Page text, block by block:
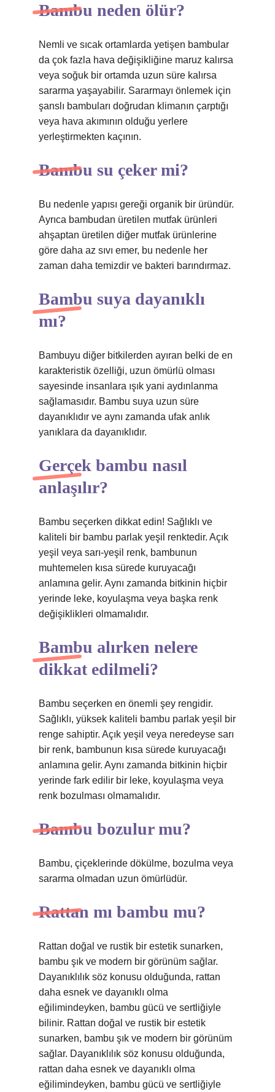
Bambu neden ölür?
Nemli ve sıcak ortamlarda yetişen bambular
da çok fazla hava değişikliğine maruz kalırsa
veya soğuk bir ortamda uzun süre kalırsa
sararma yaşayabilir. Sararmayı önlemek için
şanslı bambuları doğrudan klimanın çarptığı
veya hava akımının olduğu yerlere
yerleştirmekten kaçının.
Bambu su çeker mi?
Bu nedenle yapısı gereği organik bir üründür.
Ayrıca bambudan üretilen mutfak ürünleri
ahşaptan üretilen diğer mutfak ürünlerine
göre daha az sıvı emer, bu nedenle her
zaman daha temizdir ve bakteri barındırmaz.
Bambu suya dayanıklı
mı?
Bambuyu diğer bitkilerden ayıran belki de en
karakteristik özelliği, uzun ömürlü olması
sayesinde insanlara ışık yani aydınlanma
sağlamasıdır. Bambu suya uzun süre
dayanıklıdır ve aynı zamanda ufak anlık
yanıklara da dayanıklıdır.
Gerçek bambu nasıl
anlaşılır?
Bambu seçerken dikkat edin! Sağlıklı ve
kaliteli bir bambu parlak yeşil renktedir. Açık
yeşil veya sarı-yeşil renk, bambunun
muhtemelen kısa sürede kuruyacağı
anlamına gelir. Aynı zamanda bitkinin hiçbir
yerinde leke, koyulaşma veya başka renk
değişiklikleri olmamalıdır.
Bambu alırken nelere
dikkat edilmeli?
Bambu seçerken en önemli şey rengidir.
Sağlıklı, yüksek kaliteli bambu parlak yeşil bir
renge sahiptir. Açık yeşil veya neredeyse sarı
bir renk, bambunun kısa sürede kuruyacağı
anlamına gelir. Aynı zamanda bitkinin hiçbir
yerinde fark edilir bir leke, koyulaşma veya
renk bozulması olmamalıdır.
Bambu bozulur mu?
Bambu, çiçeklerinde dökülme, bozulma veya
sararma olmadan uzun ömürlüdür.
Rattan mı bambu mu?
Rattan doğal ve rustik bir estetik sunarken,
bambu şık ve modern bir görünüm sağlar.
Dayanıklılık söz konusu olduğunda, rattan
daha esnek ve dayanıklı olma
eğilimindeyken, bambu gücü ve sertliğiyle
bilinir. Rattan doğal ve rustik bir estetik
sunarken, bambu şık ve modern bir görünüm
sağlar. Dayanıklılık söz konusu olduğunda,
rattan daha esnek ve dayanıklı olma
eğilimindeyken, bambu gücü ve sertliğiyle